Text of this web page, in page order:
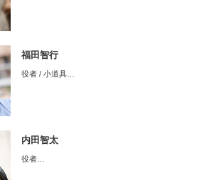
福田智行
役者 / 小道具…
内田智太
役者…